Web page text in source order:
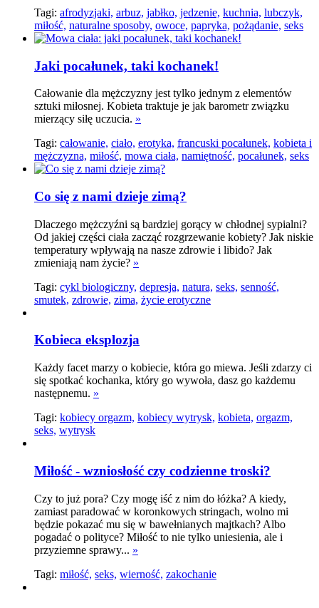
Tagi: afrodyzjaki, arbuz, jabłko, jedzenie, kuchnia, lubczyk,
miłość, naturalne sposoby, owoce, papryka, pożądanie, seks
Jaki pocałunek, taki kochanek!
Całowanie dla mężczyzny jest tylko jednym z elementów
sztuki miłosnej. Kobieta traktuje je jak barometr związku
mierzący siłę uczucia. »
Tagi: całowanie, ciało, erotyka, francuski pocałunek, kobieta i
mężczyzna, miłość, mowa ciała, namiętność, pocałunek, seks
Co się z nami dzieje zimą?
Dlaczego mężczyźni są bardziej gorący w chłodnej sypialni?
Od jakiej części ciała zacząć rozgrzewanie kobiety? Jak niskie
temperatury wpływają na nasze zdrowie i libido? Jak
zmieniają nam życie? »
Tagi: cykl biologiczny, depresja, natura, seks, senność,
smutek, zdrowie, zima, życie erotyczne
Kobieca eksplozja
Każdy facet marzy o kobiecie, która go miewa. Jeśli zdarzy ci
się spotkać kochanka, który go wywoła, dasz go każdemu
następnemu. »
Tagi: kobiecy orgazm, kobiecy wytrysk, kobieta, orgazm,
seks, wytrysk
Miłość - wzniosłość czy codzienne troski?
Czy to już pora? Czy mogę iść z nim do łóżka? A kiedy,
zamiast paradować w koronkowych stringach, wolno mi
będzie pokazać mu się w bawełnianych majtkach? Albo
pogadać o polityce? Miłość to nie tylko uniesienia, ale i
przyziemne sprawy... »
Tagi: miłość, seks, wierność, zakochanie